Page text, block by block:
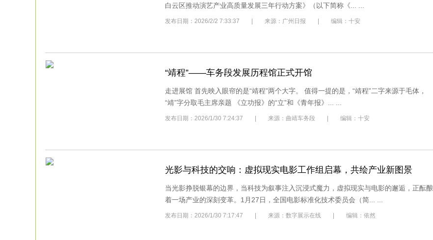
白云区推动演艺产业高质量发展三年行动方案》（以下简称《... ...
发布日期：2026/2/2 7:33:37 | 来源：广州日报 | 编辑：十安
“靖程”——车务段发展历程馆正式开馆
走进展馆 首先映入眼帘的是“靖程”两个大字。 值得一提的是，“靖程”二字来源于毛体，
“靖”字分取毛主席亲题 《立功报》的“立”和《青年报》... ...
发布日期：2026/1/30 7:24:37 | 来源：曲靖车务段 | 编辑：十安
光影与科技的交响：虚拟现实电影工作组启幕，共绘产业新图景
当光影挣脱银幕的边界，当科技为叙事注入沉浸式魔力，虚拟现实与电影的邂逅，正酝酿
着一场产业的深刻变革。1月27日，全国电影标准化技术委员会（简... ...
发布日期：2026/1/30 7:17:47 | 来源：数字展示在线 | 编辑：依然